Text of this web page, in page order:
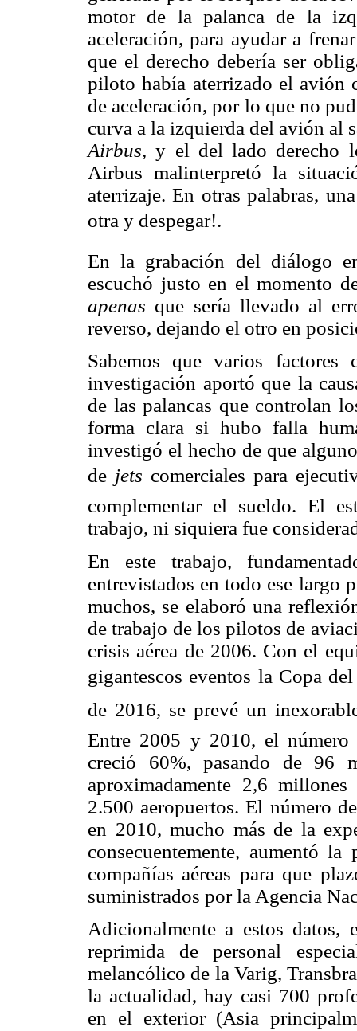
motor de la palanca de la
aceleración, para ayudar a
que el derecho debería ser
piloto había aterrizado el avión
de aceleración, por lo que no
curva a la izquierda del avión al
Airbus, y el del lado derecho
Airbus malinterpretó la
aterrizaje. En otras palabras,
otra y despegar!.
En la grabación del diálogo
escuchó justo en el momento
apenas que sería llevado al
reverso, dejando el otro en
Sabemos que varios
investigación aportó que la
de las palancas que controlan
forma clara si hubo falla
investigó el hecho de que
de jets comerciales para
complementar el sueldo. El
trabajo, ni siquiera fue
En este trabajo,
entrevistados en todo ese largo
muchos, se elaboró una
de trabajo de los pilotos de
crisis aérea de 2006. Con el
gigantescos eventos la Copa
de 2016, se prevé un
Entre 2005 y 2010, el número
creció 60%, pasando de 96
aproximadamente 2,6
2.500 aeropuertos. El número
en 2010, mucho más de la
consecuentemente, aumentó
compañías aéreas para que
suministrados por la Agencia
Adicionalmente a estos datos,
reprimida de personal
melancólico de la Varig,
la actualidad, hay casi 700
en el exterior (Asia